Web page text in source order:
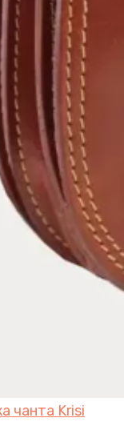
чанта Krisi